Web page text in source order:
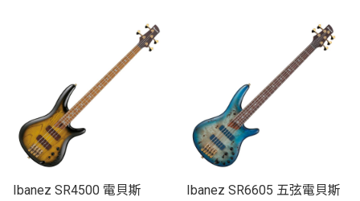
Ibanez SR4500 電貝斯 Ibanez SR6605 五弦電貝斯